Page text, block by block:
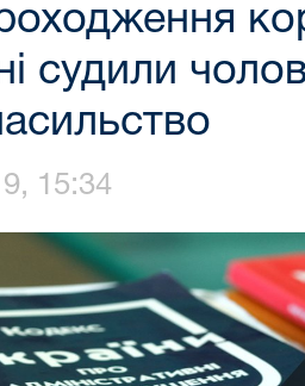
судили
15:34